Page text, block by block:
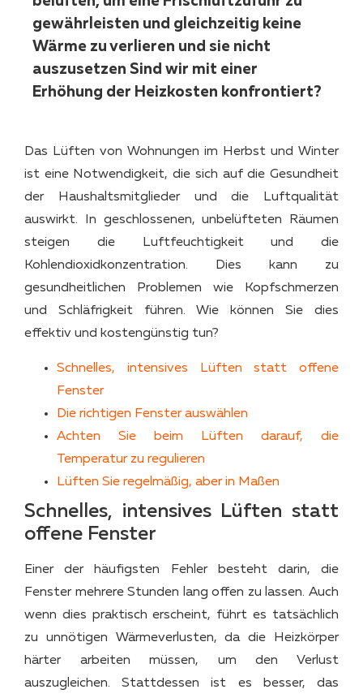
gewährleisten und gleichzeitig keine
Wärme zu verlieren und sie nicht
auszusetzen Sind wir mit einer
Erhöhung der Heizkosten konfrontiert?
Das Lüften von Wohnungen im Herbst und Winter
ist eine Notwendigkeit, die sich auf die Gesundheit
der Haushaltsmitglieder und die Luftqualität
auswirkt. In geschlossenen, unbelüfteten Räumen
steigen die Luftfeuchtigkeit und die
Kohlendioxidkonzentration. Dies kann zu
gesundheitlichen Problemen wie Kopfschmerzen
und Schläfrigkeit führen. Wie können Sie dies
effektiv und kostengünstig tun?
Schnelles, intensives Lüften statt offene
Fenster
Die richtigen Fenster auswählen
Achten Sie beim Lüften darauf, die
Temperatur zu regulieren
Lüften Sie regelmäßig, aber in Maßen
Schnelles, intensives Lüften statt
offene Fenster
Einer der häufigsten Fehler besteht darin, die
Fenster mehrere Stunden lang offen zu lassen. Auch
wenn dies praktisch erscheint, führt es tatsächlich
zu unnötigen Wärmeverlusten, da die Heizkörper
härter arbeiten müssen, um den Verlust
auszugleichen. Stattdessen ist es besser, das